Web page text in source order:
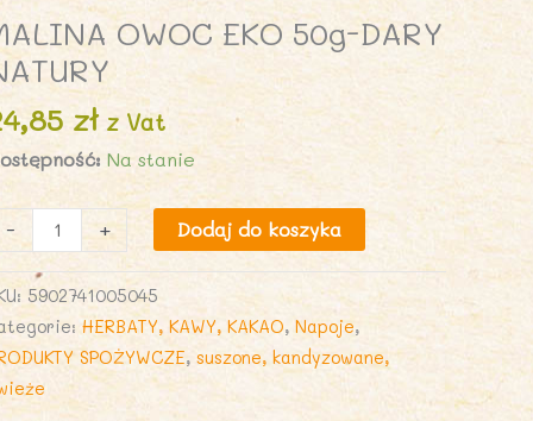
OWOC EKO 50g-DARY
zł z Vat
Na stanie
- + Dodaj do koszyka
5902741005045
HERBATY, KAWY, KAKAO,Napoje,
SPOŻYWCZE,suszone, kandyzowane,